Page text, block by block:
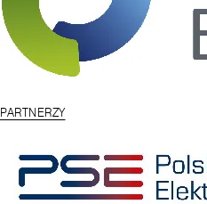
PARTNERZY